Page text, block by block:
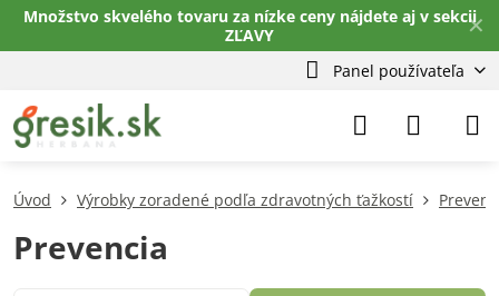
✕
Množstvo skvelého tovaru za nízke ceny nájdete aj v sekcii
ZĽAVY
Panel používateľa
Úvod Výrobky zoradené podľa zdravotných ťažkostí
Prevencia